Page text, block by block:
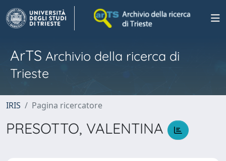
ArTS Archivio della ricerca di
Trieste
IRIS Pagina ricercatore
PRESOTTO, VALENTINA